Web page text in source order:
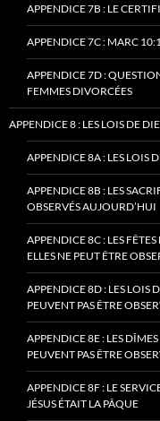
APPENDICE 7B : LE
APPENDICE 7C : MARC
APPENDICE 7D :
FEMMES DIVORCÉES
APPENDICE 8 : LES LOIS DE
APPENDICE 8A : LES LOIS
APPENDICE 8B : LES
OBSERVÉS AUJOURD’HUI
APPENDICE 8C : LES
ELLES NE PEUT ÊTRE
APPENDICE 8D : LES LOIS
PEUVENT PAS ÊTRE
APPENDICE 8E : LES
PEUVENT PAS ÊTRE
APPENDICE 8F : LE
JÉSUS ÉTAIT LA PÂQUE